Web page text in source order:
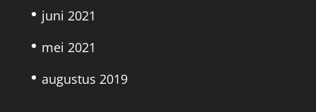
juni 2021
mei 2021
augustus 2019